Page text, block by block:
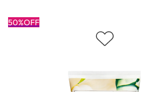
50%OFF